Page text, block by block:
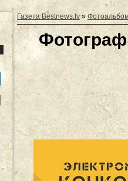
Газета Bestnews.lv»